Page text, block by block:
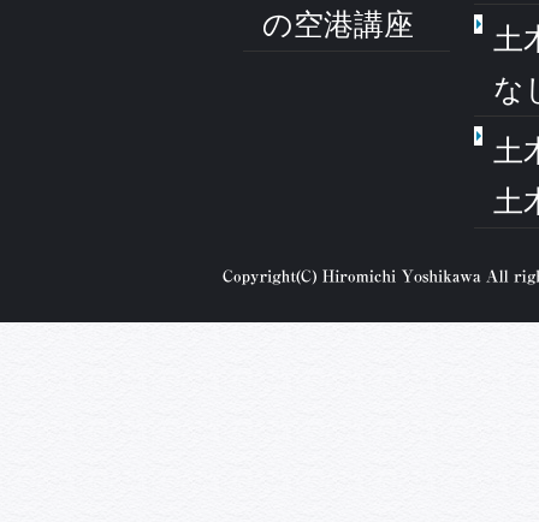
の空港講座
土
な
土
土